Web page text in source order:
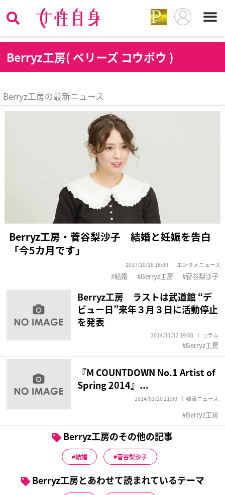
Berryz工房( ベリーズ コウボウ )
Berryz工房の最新ニュース
Berryz工房・菅谷梨沙子 結婚と妊娠を告白
「今5カ月です」
2017/10/18 16:00 エンタメニュース
結婚 Berryz工房 菅谷梨沙子
Berryz工房 ラストは武道館 “デ
ビュー日”来年３月３日に活動停止
を発表
2014/11/12 19:00 コラム
Berryz工房
『M COUNTDOWN No.1 Artist of
Spring 2014』...
2014/03/20 21:00 韓流ニュース
Berryz工房
Berryz工房のその他の記事
結婚 菅谷梨沙子
Berryz工房とあわせて読まれているテーマ